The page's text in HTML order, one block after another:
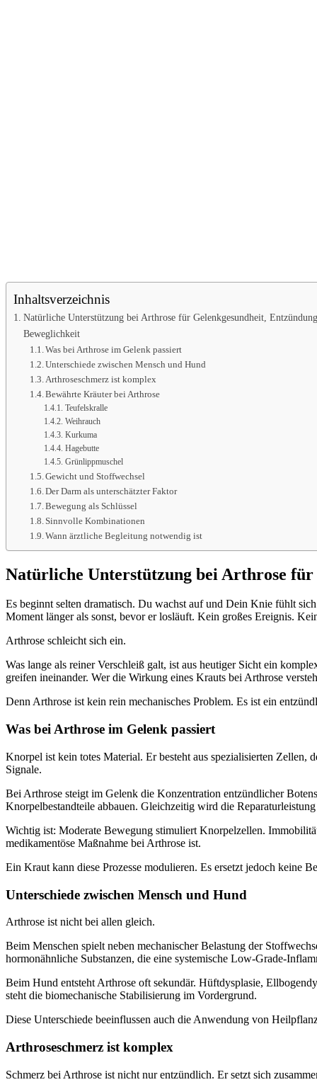
Inhaltsverzeichnis
Natürliche Unterstützung bei Arthrose für Gelenkgesundheit,
Beweglichkeit
Was bei Arthrose im Gelenk passiert
Unterschiede zwischen Mensch und Hund
Arthroseschmerz ist komplex
Bewährte Kräuter bei Arthrose
Teufelskralle
Weihrauch
Kurkuma
Hagebutte
Grünlippmuschel
Gewicht und Stoffwechsel
Der Darm als unterschätzter Faktor
Bewegung als Schlüssel
Sinnvolle Kombinationen
Wann ärztliche Begleitung notwendig ist
Natürliche Unterstützung bei Arthrose für
Es beginnt selten dramatisch. Du wachst auf und Dein Knie fühlt
Moment länger als sonst, bevor er losläuft. Kein großes Ereignis.
Arthrose schleicht sich ein.
Was lange als reiner Verschleiß galt, ist aus heutiger Sicht ein
greifen ineinander. Wer die Wirkung eines Krauts bei Arthrose
Denn Arthrose ist kein rein mechanisches Problem. Es ist ein
Was bei Arthrose im Gelenk passiert
Knorpel ist kein totes Material. Er besteht aus spezialisierten Zellen,
Signale.
Bei Arthrose steigt im Gelenk die Konzentration entzündlicher
Knorpelbestandteile abbauen. Gleichzeitig wird die
Wichtig ist: Moderate Bewegung stimuliert Knorpelzellen.
medikamentöse Maßnahme bei Arthrose ist.
Ein Kraut kann diese Prozesse modulieren. Es ersetzt jedoch keine
Unterschiede zwischen Mensch und Hund
Arthrose ist nicht bei allen gleich.
Beim Menschen spielt neben mechanischer Belastung der
hormonähnliche Substanzen, die eine systemische Low-Grade-
Beim Hund entsteht Arthrose oft sekundär. Hüftdysplasie,
steht die biomechanische Stabilisierung im Vordergrund.
Diese Unterschiede beeinflussen auch die Anwendung von
Arthroseschmerz ist komplex
Schmerz bei Arthrose ist nicht nur entzündlich. Er setzt sich